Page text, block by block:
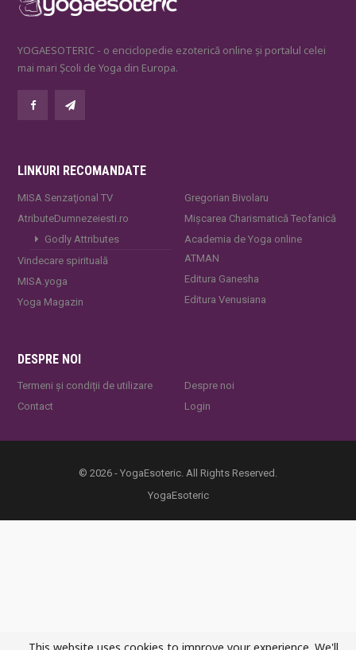
YOGAESOTERIC - o enciclopedie ezoterică online și portalul celei
mai mari Școli de Yoga din Europa.
LINKURI RECOMANDATE
MISA Senzaţional TV
AtributeDumnezeiesti.ro
Godly Attributes
Vindecare spirituală
MISA.yoga
Yoga Magazin
Gregorian Bivolaru
Mișcarea Charismatică Teofanică
Academia de Yoga online
ATMAN
Editura Ganesha
Editura Venusiana
DESPRE NOI
Termeni și condiții de utilizare
Contact
Despre noi
Login
© 2026 - YogaEsoteric. All Rights Reserved.
YogaEsoteric